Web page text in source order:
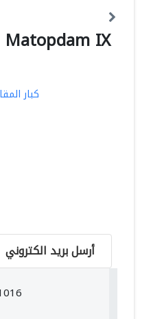
IX
كبار
أرسل بريد الكتروني